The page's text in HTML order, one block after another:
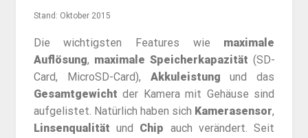
Stand: Oktober 2015
Die wichtigsten Features wie maximale
Auflösung, maximale Speicherkapazität (SD-
Card, MicroSD-Card), Akkuleistung und das
Gesamtgewicht der Kamera mit Gehäuse sind
aufgelistet. Natürlich haben sich Kamerasensor,
Linsenqualität und Chip auch verändert. Seit